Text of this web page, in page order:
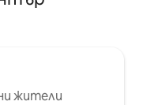
жители